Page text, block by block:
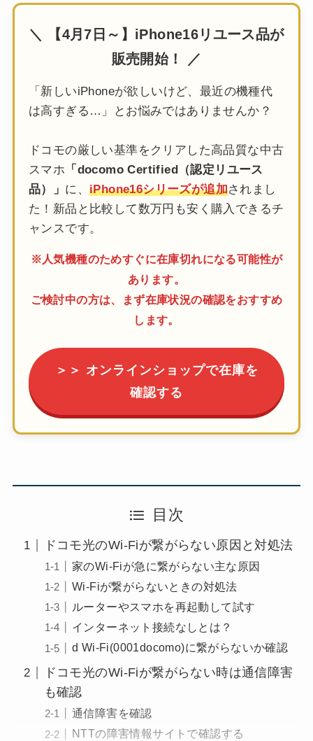
＼ 【4月7日～】iPhone16リユース品が
販売開始！ ／
「新しいiPhoneが欲しいけど、最近の機種代
は高すぎる…」とお悩みではありませんか？
ドコモの厳しい基準をクリアした高品質な中古
スマホ 「docomo Certified（認定リユース
品）」 に、 iPhone16シリーズが追加されまし
た！新品と比較して数万円も安く購入できるチ
ャンスです。
※人気機種のためすぐに在庫切れになる可能性が
あります。
ご検討中の方は、まず在庫状況の確認をおすすめ
します。
＞＞ オンラインショップで在庫を
確認する
目次
ドコモ光のWi-Fiが繋がらない原因と対処法
家のWi-Fiが急に繋がらない主な原因
Wi-Fiが繋がらないときの対処法
ルーターやスマホを再起動して試す
インターネット接続なしとは？
d Wi-Fi(0001docomo)に繋がらないか確認
ドコモ光のWi-Fiが繋がらない時は通信障害
も確認
通信障害を確認
NTTの障害情報サイトで確認する